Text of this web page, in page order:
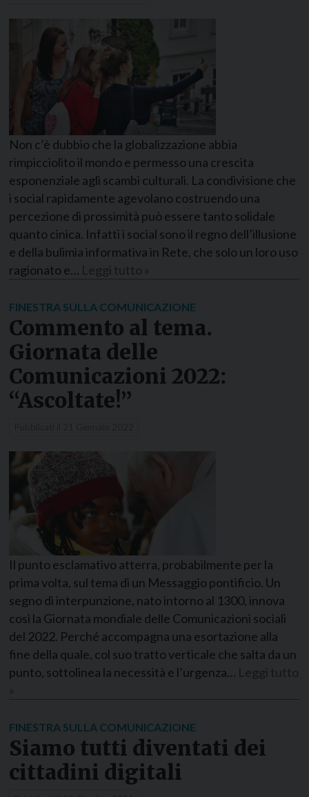
Non c’è dubbio che la globalizzazione abbia
rimpicciolito il mondo e permesso una crescita
esponenziale agli scambi culturali. La condivisione che
i social rapidamente agevolano costruendo una
percezione di prossimità può essere tanto solidale
quanto cinica. Infatti i social sono il regno dell’illusione
e della bulimia informativa in Rete, che solo un loro uso
ragionato e…
FINESTRA SULLA COMUNICAZIONE
Commento al tema.
Giornata delle
Comunicazioni 2022:
“Ascoltate!”
Il punto esclamativo atterra, probabilmente per la
prima volta, sul tema di un Messaggio pontificio. Un
segno di interpunzione, nato intorno al 1300, innova
così la Giornata mondiale delle Comunicazioni sociali
del 2022. Perché accompagna una esortazione alla
fine della quale, col suo tratto verticale che salta da un
punto, sottolinea la necessità e l’urgenza…
FINESTRA SULLA COMUNICAZIONE
Siamo tutti diventati dei
cittadini digitali